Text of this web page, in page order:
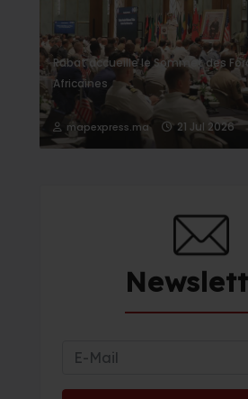
Rabat accueille le Sommet des
Africaines
mapexpress.ma 21 Jul 2026